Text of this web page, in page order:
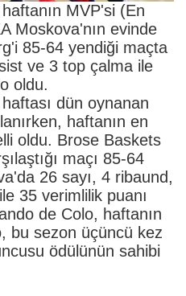
MVP'si (En
Moskova'nın evinde
85-64 yendiği maçta
ve 3 top çalma ile
oldu.
dün oynanan
haftanın en
oldu. Brose Baskets
maçı 85-64
26 sayı, 4 ribaund,
35 verimlilik puanı
de Colo, haftanın
bu sezon üçüncü kez
ödülünün sahibi